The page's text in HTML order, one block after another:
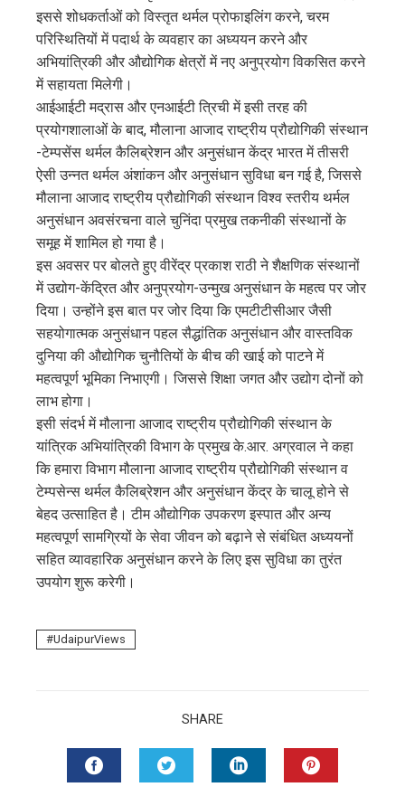
इससे शोधकर्ताओं को विस्तृत थर्मल प्रोफाइलिंग करने, चरम
परिस्थितियों में पदार्थ के व्यवहार का अध्ययन करने और
अभियांत्रिकी और औद्योगिक क्षेत्रों में नए अनुप्रयोग विकसित करने
में सहायता मिलेगी।
आईआईटी मद्रास और एनआईटी त्रिची में इसी तरह की
प्रयोगशालाओं के बाद, मौलाना आजाद राष्ट्रीय प्रौद्योगिकी संस्थान
-टेम्पसेंस थर्मल कैलिब्रेशन और अनुसंधान केंद्र भारत में तीसरी
ऐसी उन्नत थर्मल अंशांकन और अनुसंधान सुविधा बन गई है, जिससे
मौलाना आजाद राष्ट्रीय प्रौद्योगिकी संस्थान विश्व स्तरीय थर्मल
अनुसंधान अवसंरचना वाले चुनिंदा प्रमुख तकनीकी संस्थानों के
समूह में शामिल हो गया है।
इस अवसर पर बोलते हुए वीरेंद्र प्रकाश राठी ने शैक्षणिक संस्थानों
में उद्योग-केंद्रित और अनुप्रयोग-उन्मुख अनुसंधान के महत्व पर जोर
दिया। उन्होंने इस बात पर जोर दिया कि एमटीटीसीआर जैसी
सहयोगात्मक अनुसंधान पहल सैद्धांतिक अनुसंधान और वास्तविक
दुनिया की औद्योगिक चुनौतियों के बीच की खाई को पाटने में
महत्वपूर्ण भूमिका निभाएगी। जिससे शिक्षा जगत और उद्योग दोनों को
लाभ होगा।
इसी संदर्भ में मौलाना आजाद राष्ट्रीय प्रौद्योगिकी संस्थान के
यांत्रिक अभियांत्रिकी विभाग के प्रमुख के.आर. अग्रवाल ने कहा
कि हमारा विभाग मौलाना आजाद राष्ट्रीय प्रौद्योगिकी संस्थान व
टेम्पसेन्स थर्मल कैलिब्रेशन और अनुसंधान केंद्र के चालू होने से
बेहद उत्साहित है। टीम औद्योगिक उपकरण इस्पात और अन्य
महत्वपूर्ण सामग्रियों के सेवा जीवन को बढ़ाने से संबंधित अध्ययनों
सहित व्यावहारिक अनुसंधान करने के लिए इस सुविधा का तुरंत
उपयोग शुरू करेगी।
UdaipurViews
SHARE